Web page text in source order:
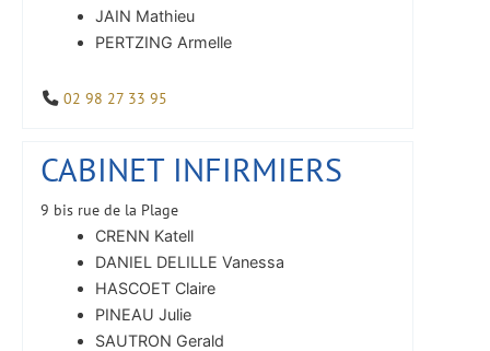
JAIN Mathieu
PERTZING Armelle
02 98 27 33 95
CABINET INFIRMIERS
9 bis rue de la Plage
CRENN Katell
DANIEL DELILLE Vanessa
HASCOET Claire
PINEAU Julie
SAUTRON Gerald